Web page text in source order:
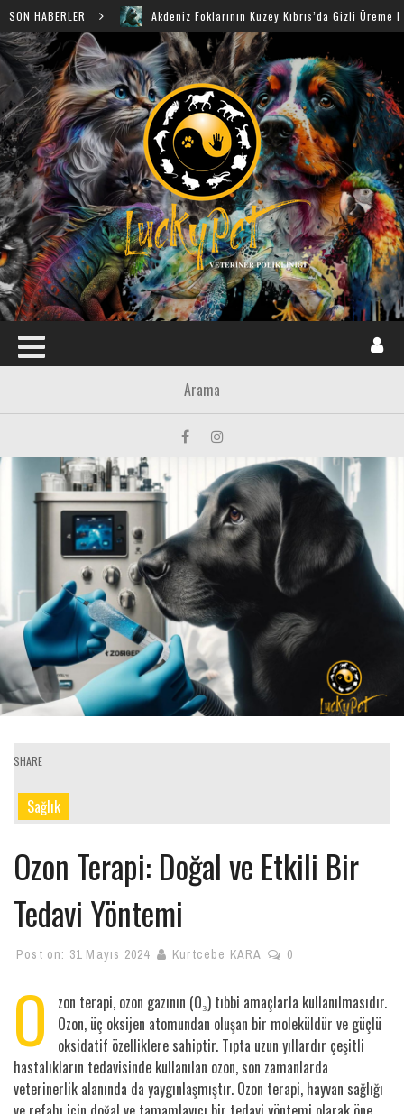
SON HABERLER Akdeniz Foklarının Kuzey Kıbrıs’da Gizli Üreme
SHARE
Sağlık
Ozon Terapi: Doğal ve Etkili Bir
Tedavi Yöntemi
Post on: 31 Mayıs 2024 Kurtcebe KARA 0
O
zon terapi, ozon gazının (O₃) tıbbi amaçlarla kullanılmasıdır.
Ozon, üç oksijen atomundan oluşan bir moleküldür ve güçlü
oksidatif özelliklere sahiptir. Tıpta uzun yıllardır çeşitli
hastalıkların tedavisinde kullanılan ozon, son zamanlarda
veterinerlik alanında da yaygınlaşmıştır. Ozon terapi, hayvan sağlığı